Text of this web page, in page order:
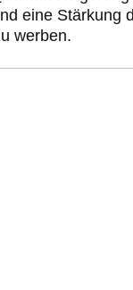
eine Stärkung
werben.